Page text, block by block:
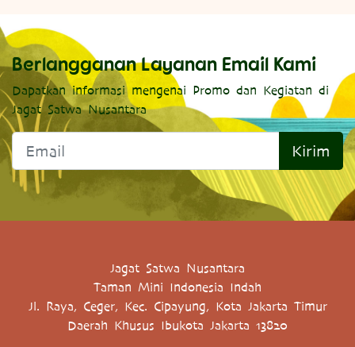
Berlangganan Layanan Email Kami
Dapatkan informasi mengenai Promo dan Kegiatan di
Jagat Satwa Nusantara
Kirim
Jagat Satwa Nusantara
Taman Mini Indonesia Indah
Jl. Raya, Ceger, Kec. Cipayung, Kota Jakarta Timur
Daerah Khusus Ibukota Jakarta 13820